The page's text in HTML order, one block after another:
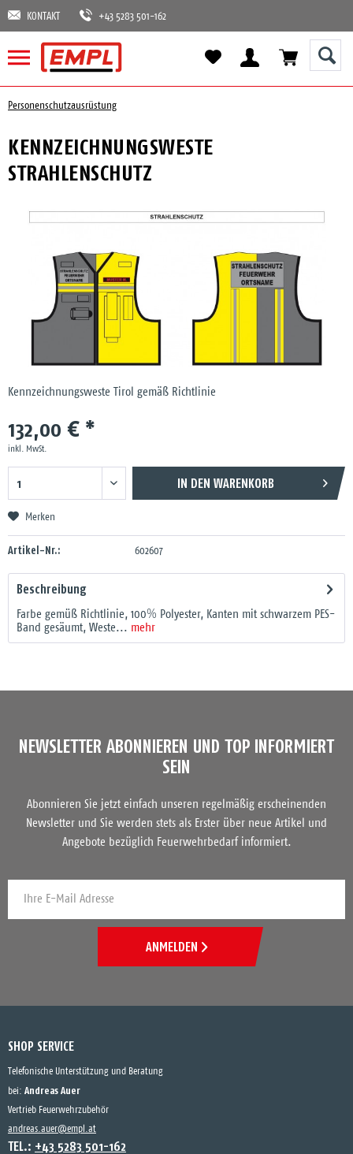
KONTAKT +43 5283 501-162
Personenschutzausrüstung
KENNZEICHNUNGSWESTE
STRAHLENSCHUTZ
Kennzeichnungsweste Tirol gemäß Richtlinie
132,00 € *
inkl. MwSt.
IN DEN WARENKORB
Merken
Artikel-Nr.: 602607
Beschreibung
Farbe gemüß Richtlinie, 100% Polyester, Kanten mit schwarzem PES-
Band gesäumt, Weste... mehr
NEWSLETTER ABONNIEREN UND TOP INFORMIERT
SEIN
Abonnieren Sie jetzt einfach unseren regelmäßig erscheinenden
Newsletter und Sie werden stets als Erster über neue Artikel und
Angebote bezüglich Feuerwehrbedarf informiert.
ANMELDEN
SHOP SERVICE
Telefonische Unterstützung und Beratung
bei: Andreas Auer
Vertrieb Feuerwehrzubehör
andreas.auer@empl.at
TEL.: +43 5283 501-162